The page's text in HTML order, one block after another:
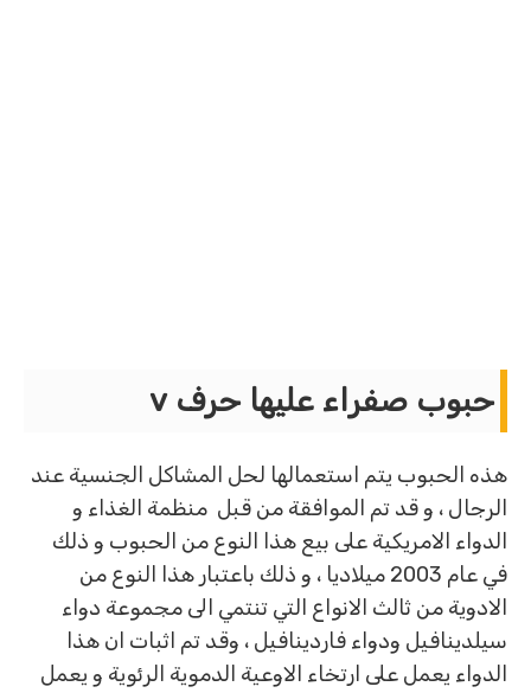
حبوب صفراء عليها حرف v
هذه الحبوب يتم استعمالها لحل المشاكل الجنسية عند
الرجال ، و قد تم الموافقة من قبل منظمة الغذاء و
الدواء الامريكية على بيع هذا النوع من الحبوب و ذلك
في عام 2003 ميلاديا ، و ذلك باعتبار هذا النوع من
الادوية من ثالث الانواع التي تنتمي الى مجموعة دواء
سيلدينافيل ودواء فاردينافيل ، وقد تم اثبات ان هذا
الدواء يعمل على ارتخاء الاوعية الدموية الرئوية و يعمل